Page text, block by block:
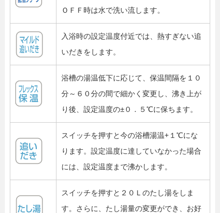
ＯＦＦ時は水で洗い流します。
入浴時の設定温度付近では、熱すぎない追
いだきをします。
浴槽の湯温低下に応じて、保温間隔を１０
分～６０分の間で細かく変更し、沸き上が
り後、設定温度の±０．５℃に保ちます。
スイッチを押すと今の浴槽湯温+１℃にな
ります。設定温度に達していなかった場合
には、設定温度まで沸かします。
スイッチを押すと２０Ｌのたし湯をしま
す。さらに、たし湯量の変更ができ、お好